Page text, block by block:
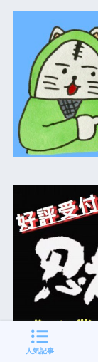
人気記事